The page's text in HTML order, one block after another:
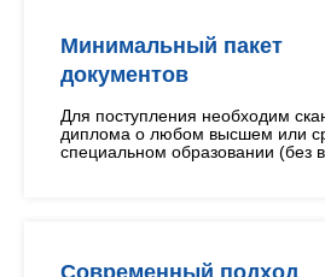
Минимальный пакет
документов
Для поступления необходим
диплома о любом высшем или
специальном образовании (без
Современный подход